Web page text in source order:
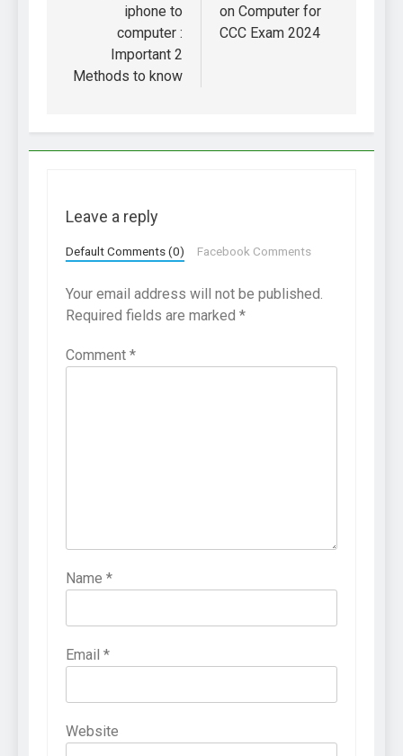
iphone to
computer :
Important 2
Methods to know
on Computer for
CCC Exam 2024
Leave a reply
Default Comments (0) Facebook Comments
Your email address will not be published.
Required fields are marked *
Comment *
Name *
Email *
Website